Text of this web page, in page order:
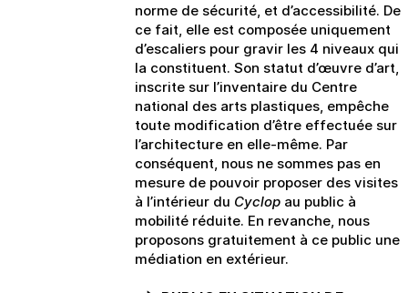
norme de sécurité, et d’accessibilité. De
ce fait, elle est composée uniquement
d’escaliers pour gravir les 4 niveaux qui
la constituent. Son statut d’œuvre d’art,
inscrite sur l’inventaire du Centre
national des arts plastiques, empêche
toute modification d’être effectuée sur
l’architecture en elle-même. Par
conséquent, nous ne sommes pas en
mesure de pouvoir proposer des visites
à l’intérieur du Cyclopau public à
mobilité réduite. En revanche, nous
proposons gratuitement à ce public une
médiation en extérieur.